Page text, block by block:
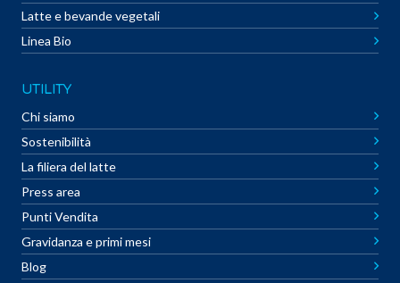
Latte e bevande vegetali
Linea Bio
UTILITY
Chi siamo
Sostenibilità
La filiera del latte
Press area
Punti Vendita
Gravidanza e primi mesi
Blog